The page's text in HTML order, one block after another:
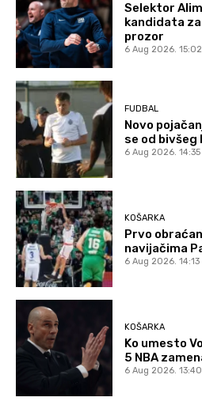
Selektor
kandidata
prozor
6 Aug 2026. 15:02
FUDBAL
Novo
se od bivšeg
6 Aug 2026. 14:35
KOŠARKA
Prvo
navijačima
6 Aug 2026. 14:13
KOŠARKA
Ko umesto
5 NBA
6 Aug 2026. 13:40